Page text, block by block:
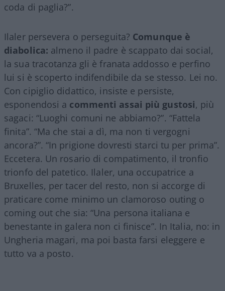
coda di paglia?”.
Ilaler persevera o perseguita? Comunque è
diabolica: almeno il padre è scappato dai social,
la sua tracotanza gli è franata addosso e perfino
lui si è scoperto indifendibile da se stesso. Lei no.
Con cipiglio didattico, insiste e persiste,
esponendosi a commenti assai più gustosi, più
sagaci: “Luoghi comuni ne abbiamo?”. “Fattela
finita”. “Ma che stai a dì, ma non ti vergogni
ancora?”. “In prigione dovresti starci tu per prima”.
Eccetera. Un rosario di compatimento, il tronfio
trionfo del patetico. Ilaler, una occupatrice a
Bruxelles, per tacer del resto, non si accorge di
praticare come minimo un clamoroso outing o
coming out che sia: “Una persona italiana e
benestante in galera non ci finisce”. In Italia, no: in
Ungheria magari, ma poi basta farsi eleggere e
tutto va a posto.